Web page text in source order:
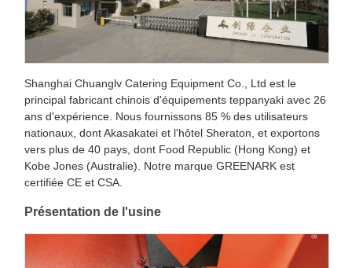
Shanghai Chuanglv Catering Equipment Co., Ltd est le
principal fabricant chinois d'équipements teppanyaki avec 26
ans d'expérience. Nous fournissons 85 % des utilisateurs
nationaux, dont Akasakatei et l'hôtel Sheraton, et exportons
vers plus de 40 pays, dont Food Republic (Hong Kong) et
Kobe Jones (Australie). Notre marque GREENARK est
certifiée CE et CSA.
Présentation de l'usine